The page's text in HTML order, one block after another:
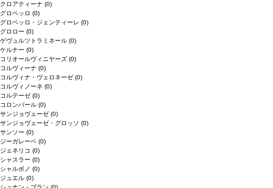
クロアティーナ (0)
グロペッロ (0)
グロペッロ・ジェンティーレ (0)
グロロー (0)
ゲヴュルツトラミネール (0)
ケルナー (0)
コリオールヴィニヤーズ (0)
コルヴィーナ (0)
コルヴィナ・ヴェロネーゼ (0)
コルヴィノーネ (0)
コルテーゼ (0)
コロンバール (0)
サンジョヴェーゼ (0)
サンジョヴェーゼ・グロッソ (0)
サンソー (0)
ジーガレーベ (0)
ジェネリコ (0)
シャスラー (0)
シャルボノ (0)
ジュエル (0)